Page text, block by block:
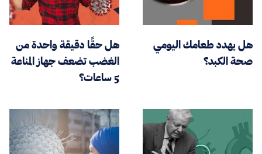
هل يهدد طعامك اليومي
صحة الكبد؟
هل حقًا دقيقة واحدة من
الغضب تضعف جهاز المناعة
5 ساعات؟